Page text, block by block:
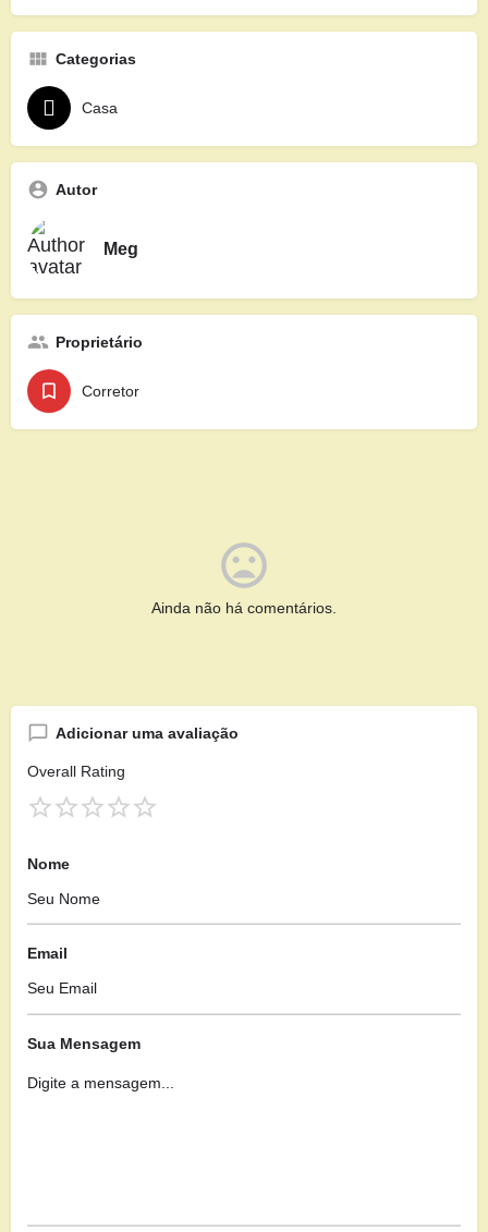
Categorias
Casa
Autor
Meg
Proprietário
Corretor
Ainda não há comentários.
Adicionar uma avaliação
Overall Rating
Nome
Email
Sua Mensagem